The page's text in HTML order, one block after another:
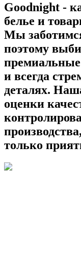
Goodnight -
белье и
Мы
поэтому
и всегда
деталях.
оценки
только